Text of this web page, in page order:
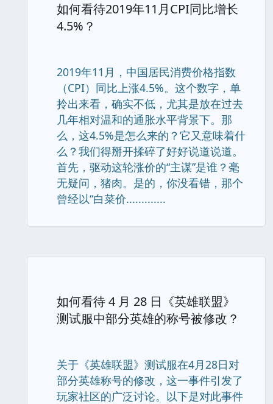
如何看待2019年11月CPI同比增长
4.5%？
2019年11月，中国居民消费价格指数
（CPI）同比上涨4.5%。这个数字，单
拎出来看，确实不低，尤其是放在过去
几年相对温和的通胀水平背景下。那
么，这4.5%是怎么来的？它又意味着什
么？我们得掰开揉碎了好好说道说道。
首先，驱动这轮涨价的“主谋”是谁？毫
无疑问，猪肉。是的，你没看错，那个
曾经以“白菜价.............
如何看待 4 月 28 日《英雄联盟》
测试服中部分英雄的称号被修改？
关于《英雄联盟》测试服在4月28日对
部分英雄称号的修改，这一事件引发了
玩家社区的广泛讨论。以下是对此事件